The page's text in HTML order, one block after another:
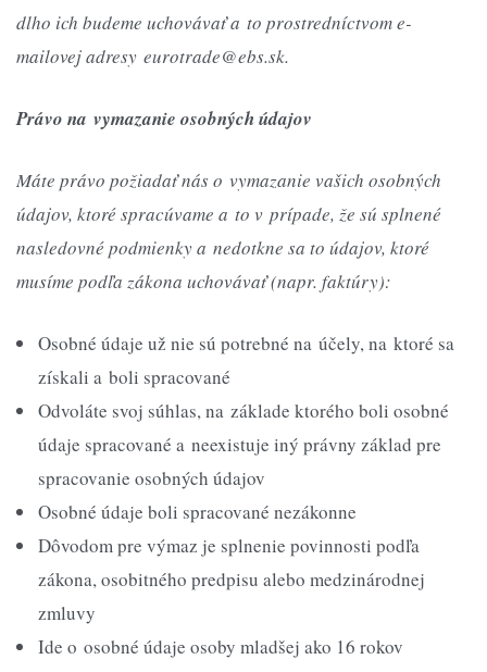
dlho ich budeme uchovávať a to prostredníctvom e-
mailovej adresy eurotrade@ebs.sk.
Právo na vymazanie osobných údajov
Máte právo požiadať nás o vymazanie vašich osobných
údajov, ktoré spracúvame a to v prípade, že sú splnené
nasledovné podmienky a nedotkne sa to údajov, ktoré
musíme podľa zákona uchovávať (napr. faktúry):
Osobné údaje už nie sú potrebné na účely, na ktoré sa
získali a boli spracované
Odvoláte svoj súhlas, na základe ktorého boli osobné
údaje spracované a neexistuje iný právny základ pre
spracovanie osobných údajov
Osobné údaje boli spracované nezákonne
Dôvodom pre výmaz je splnenie povinnosti podľa
zákona, osobitného predpisu alebo medzinárodnej
zmluvy
Ide o osobné údaje osoby mladšej ako 16 rokov